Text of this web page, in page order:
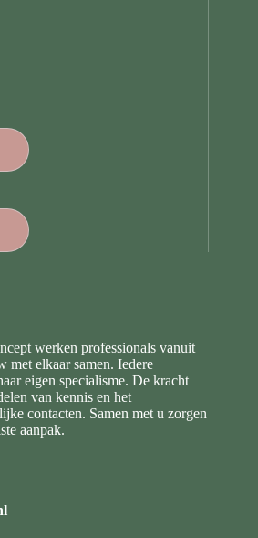
werken professionals vanuit
met elkaar samen. Iedere
eigen specialisme. De kracht
van kennis en het
contacten. Samen met u zorgen
aanpak.